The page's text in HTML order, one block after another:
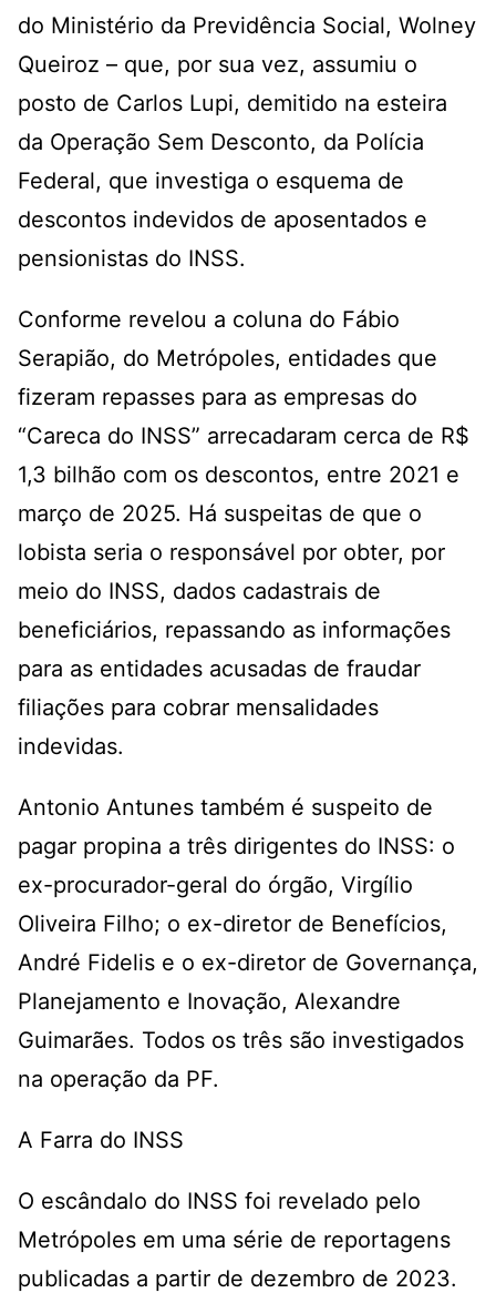
do Ministério da Previdência Social, Wolney
Queiroz – que, por sua vez, assumiu o
posto de Carlos Lupi, demitido na esteira
da Operação Sem Desconto, da Polícia
Federal, que investiga o esquema de
descontos indevidos de aposentados e
pensionistas do INSS.
Conforme revelou a coluna do Fábio
Serapião, do Metrópoles, entidades que
fizeram repasses para as empresas do
“Careca do INSS” arrecadaram cerca de R$
1,3 bilhão com os descontos, entre 2021 e
março de 2025. Há suspeitas de que o
lobista seria o responsável por obter, por
meio do INSS, dados cadastrais de
beneficiários, repassando as informações
para as entidades acusadas de fraudar
filiações para cobrar mensalidades
indevidas.
Antonio Antunes também é suspeito de
pagar propina a três dirigentes do INSS: o
ex-procurador-geral do órgão, Virgílio
Oliveira Filho; o ex-diretor de Benefícios,
André Fidelis e o ex-diretor de Governança,
Planejamento e Inovação, Alexandre
Guimarães. Todos os três são investigados
na operação da PF.
A Farra do INSS
O escândalo do INSS foi revelado pelo
Metrópoles em uma série de reportagens
publicadas a partir de dezembro de 2023.